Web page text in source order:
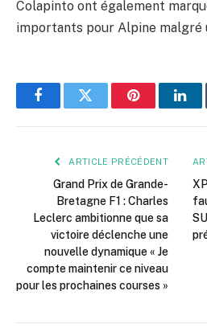
Colapinto ont également
importants pour Alpine malgré
FacebookTwitter Pinterest
ARTICLE PRÉCÉDENT
Grand Prix de Grande-
Bretagne F1 : Charles
Leclerc ambitionne que sa
victoire déclenche une
nouvelle dynamique « Je
compte maintenir ce niveau
pour les prochaines courses »